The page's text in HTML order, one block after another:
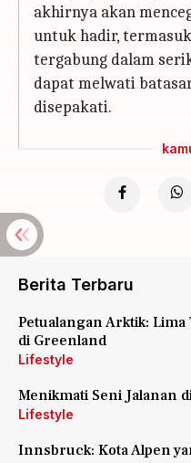
akhirnya akan
untuk hadir,
tergabung dalam
dapat melwati
disepakati.
Berita Terbaru
Petualangan Arktik: Lima
di Greenland
Lifestyle
Menikmati Seni Jalanan
Lifestyle
Innsbruck: Kota Alpen